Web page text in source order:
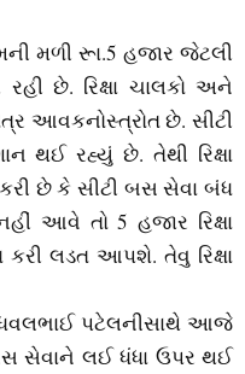
મળી રૂા.5 હજાર જેટલી
રહી છે. રિક્ષા ચાલકો અને
આવકનોસ્ત્રોત છે. સીટી
થઈ રહ્યું છે. તેથી રિક્ષા
છે કે સીટી બસ સેવા બંધ
આવે તો 5 હજાર રિક્ષા
કરી લડત આપશે. તેવુ રિક્ષા
ધવલભાઈ પટેલનીસાથે આજે
સેવાને લઈ ધંધા ઉપર થઈ